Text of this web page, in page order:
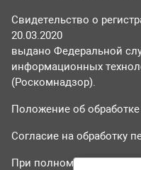
Свидетельство о
20.03.2020
выдано Федеральной
информационных
(Роскомнадзор).
Положение об
Согласие на обработку
При полном или